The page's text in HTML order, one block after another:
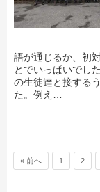
語が通じるか、初
とでいっぱいでし
の生徒達と接する
た。例え…
« 前へ 1 2